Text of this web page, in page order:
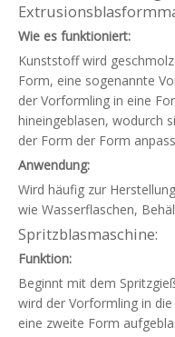
Wie es funktioniert:
Kunststoff wird
Form, eine sogenannte
der Vorformling in eine
hineingeblasen, wodurch
der Form der Form
Anwendung:
Wird häufig zur
wie Wasserflaschen,
Spritzblasmaschine:
Funktion:
Beginnt mit dem
wird der Vorformling in
eine zweite Form